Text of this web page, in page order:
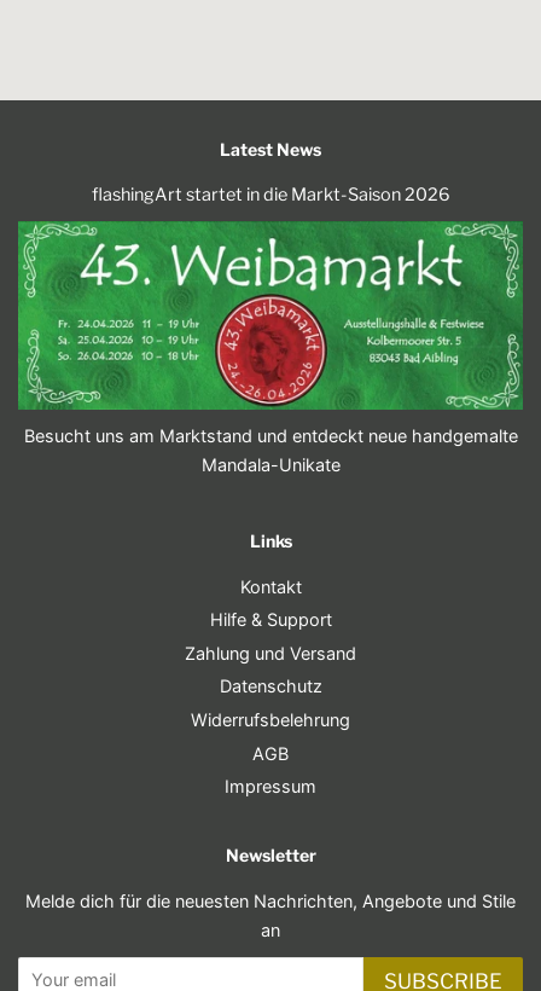
Latest News
flashingArt startet in die Markt-Saison 2026
Besucht uns am Marktstand und entdeckt neue handgemalte
Mandala-Unikate
Links
Kontakt
Hilfe & Support
Zahlung und Versand
Datenschutz
Widerrufsbelehrung
AGB
Impressum
Newsletter
Melde dich für die neuesten Nachrichten, Angebote und Stile
an
SUBSCRIBE